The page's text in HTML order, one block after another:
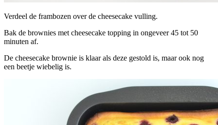
Verdeel de frambozen over de cheesecake vulling.
Bak de brownies met cheesecake topping in ongeveer 45 tot 50
minuten af.
De cheesecake brownie is klaar als deze gestold is, maar ook nog
een beetje wiebelig is.